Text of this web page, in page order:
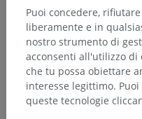
Puoi concedere,
liberamente e in
nostro strumento di
acconsenti all'utilizzo di
che tu possa obiettare
interesse legittimo.
queste tecnologie